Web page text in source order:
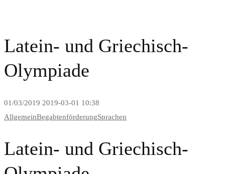
Latein- und Griechisch-
Olympiade
01/03/2019 2019-03-01 10:38
AllgemeinBegabtenförderungSprachen
Latein- und Griechisch-